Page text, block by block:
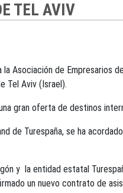
TEL AVIV
Asociación de Empresarios
Tel Aviv (Israel).
gran oferta de destinos
de Turespaña, se ha
y la entidad estatal
un nuevo contrato de